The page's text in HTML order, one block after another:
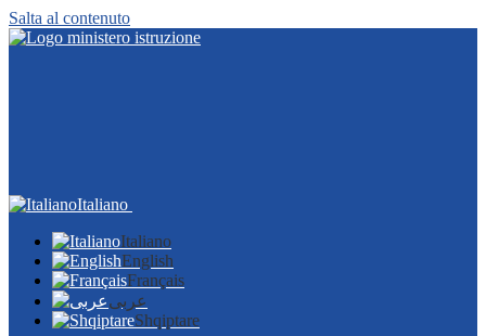
Salta al contenuto
Italiano
Italiano
English
Français
عربى
Shqiptare